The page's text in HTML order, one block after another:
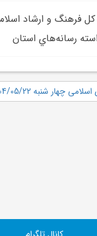
فرهنگ و ارشاد
رسانه‌هاي استان
شنبه 1404/05/22 شماره 13158